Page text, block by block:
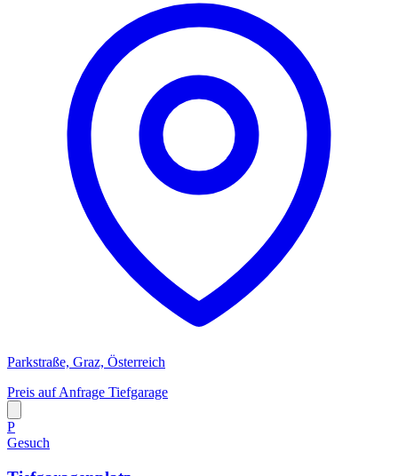
Parkstraße, Graz, Österreich
Preis auf Anfrage Tiefgarage
P
Gesuch